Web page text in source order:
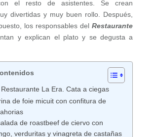
el resto de asistentes. Se crean
divertidas y muy buen rollo. Después,
los responsables delRestaurante
y explican el plato y se degusta a
La Era. Cata a ciegas
de foie micuit con confitura de
de roastbeef de ciervo con
verduritas y vinagreta de castañas